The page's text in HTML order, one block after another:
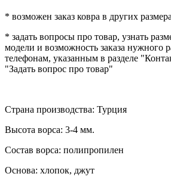
* возможен заказ ковра в других
* задать вопросы про товар, узнать
модели и возможность заказа нужного
телефонам, указанным в разделе
"Задать вопрос про товар"
Страна производства: Турция
Высота ворса: 3-4 мм.
Состав ворса: полипропилен
Основа: хлопок, джут